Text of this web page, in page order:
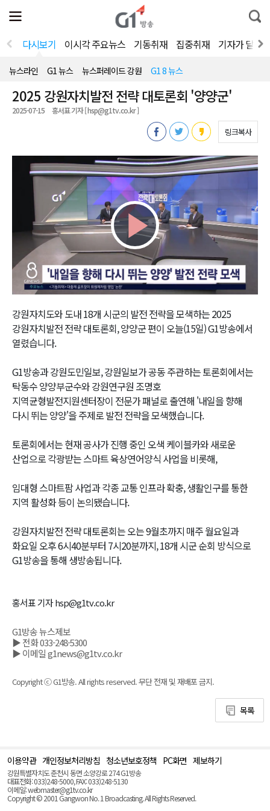
전
체
뉴
열
통
합
색
다시보기 이시각 주요뉴스 기동취재 집중취재 기자가 달려
뉴스라인 G1 뉴스 뉴스퍼레이드 강원 G1 8 뉴스
2025 강원자치발전 전략 대토론회 '양양군'
2025-07-15 홍서표 기자 [ hsp@g1tv.co.kr ]
링크복사
Play
Video
강원자치도와 도내 18개 시군의 발전 전략을 모색하는 2025
강원자치발전 전략 대토론회, 양양군 편이 오늘(15일) G1방송에서
열렸습니다.
G1방송과 강원도민일보, 강원일보가 공동 주관하는 토론회에서는
탁동수 양양부군수와 강원연구원 조명호
지역균형발전지원센터장이 전문가 패널로 출연해 '내일을 향해
다시 뛰는 양양'을 주제로 발전 전략을 모색했습니다.
토론회에서는 현재 공사가 진행 중인 오색 케이블카와 새로운
산업으로 각광받는 스마트 육상연어양식 사업을 비롯해,
임대형 스마트팜 사업과 각종 교통 인프라 확충, 생활인구를 통한
지역 활성화 등이 논의됐습니다.
강원자치발전 전략 대토론회는 오는 9월초까지 매주 월요일과
화요일 오후 6시40분부터 7시20분까지, 18개 시군 순회 방식으로
G1방송을 통해 생방송됩니다.
홍서표 기자 hsp@g1tv.co.kr
G1방송 뉴스제보
▶ 전화 033-248-5300
▶ 이메일 g1news@g1tv.co.kr
Copyright ⓒ G1방송. All rights reserved. 무단 전재 및 재배포 금지.
목록
이용약관 개인정보처리방침 청소년보호정책 PC화면 제보하기
강원특별자치도 춘천시 동면 소양강로 274 G1방송
대표전화: 033)248-5000, FAX: 033)248-5130
이메일: webmaster@g1tv.co.kr
Copyright © 2001 Gangwon No. 1 Broadcasting. All Rights Reserved.